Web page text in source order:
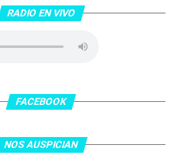
RADIO EN VIVO
FACEBOOK
NOS AUSPICIAN